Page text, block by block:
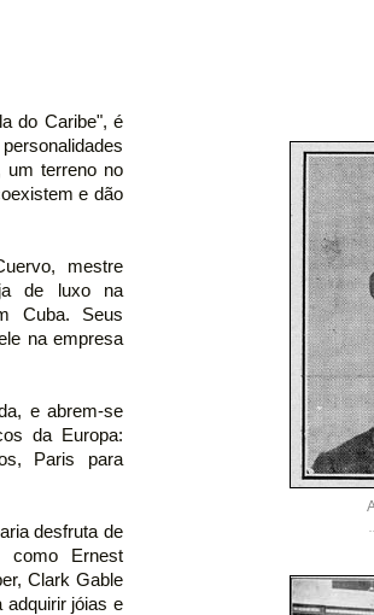
do Caribe", é
um terreno no
e dão
mestre
de luxo na
Cuba. Seus
na empresa
e abrem-se
da Europa:
Paris para
desfruta de
como Ernest
Clark Gable
adquirir jóias e